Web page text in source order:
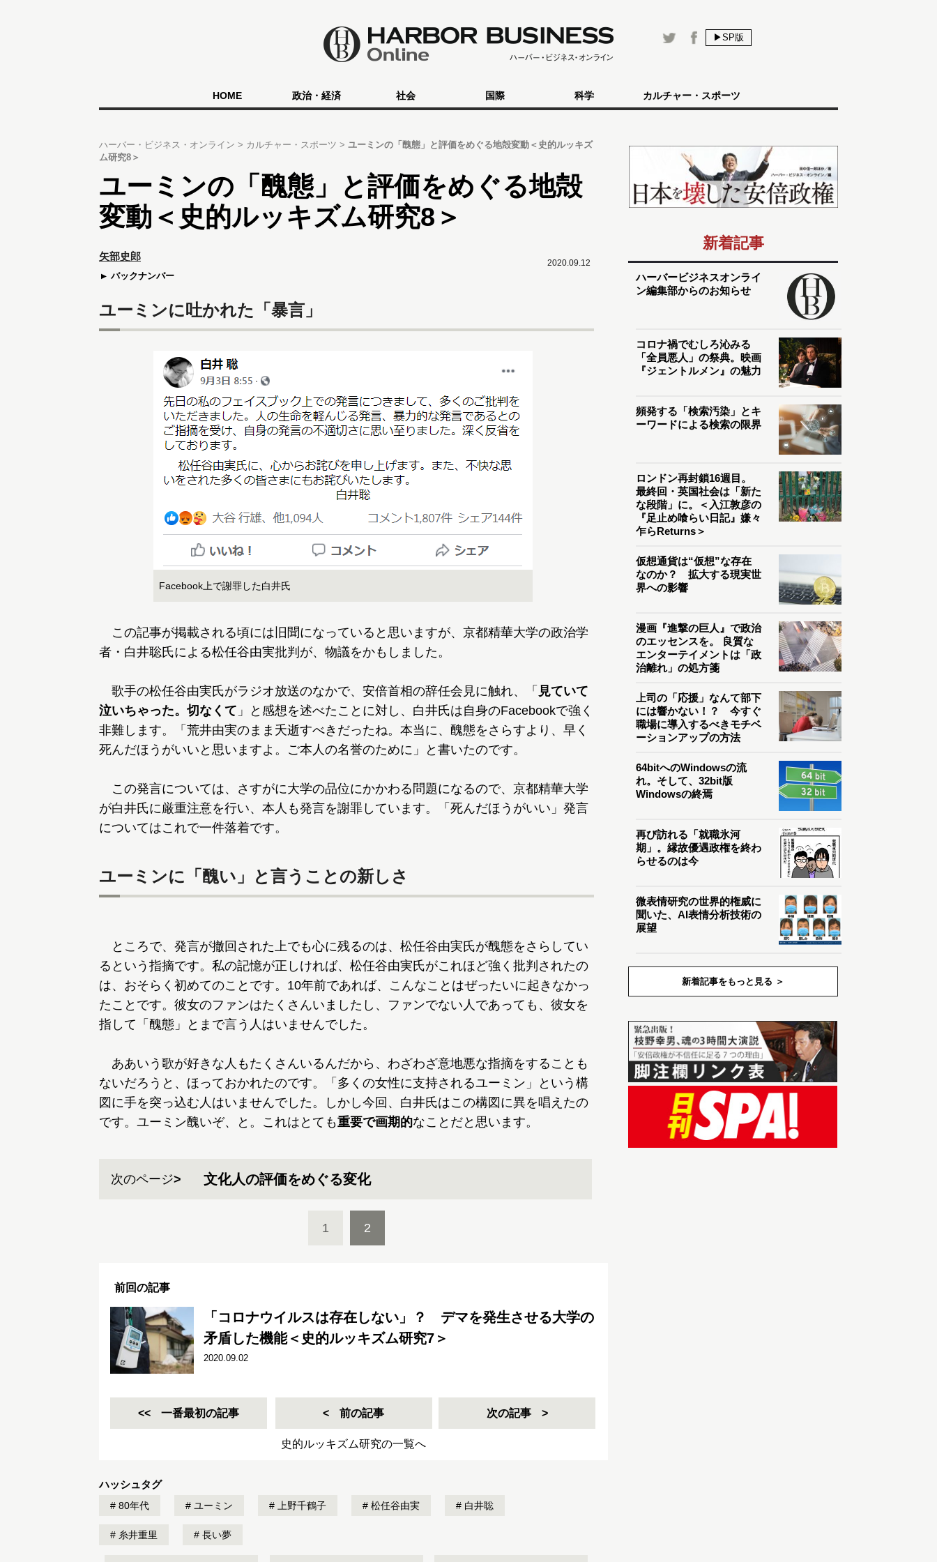
▶SP版
HOME 政治・経済 社会 国際 科学 カルチャー・スポーツ
ハーバー・ビジネス・オンライン カルチャー・スポーツ
ユーミンの「醜態」と評価をめぐる地殻変動＜史的ルッキズ
ム研究8＞
ユーミンの「醜態」と評価をめぐる地殻
変動＜史的ルッキズム研究8＞
2020.09.12
矢部史郎
バックナンバー
ユーミンに吐かれた「暴言」
Facebook上で謝罪した白井氏
この記事が掲載される頃には旧聞になっていると思いますが、京都精華大学の政治学
者・白井聡氏による松任谷由実批判が、物議をかもしました。
歌手の松任谷由実氏がラジオ放送のなかで、安倍首相の辞任会見に触れ、「 見ていて
泣いちゃった。切なくて 」と感想を述べたことに対し、白井氏は自身のFacebookで強く
非難します。「荒井由実のまま夭逝すべきだったね。本当に、醜態をさらすより、早く
死んだほうがいいと思いますよ。ご本人の名誉のために」と書いたのです。
この発言については、さすがに大学の品位にかかわる問題になるので、京都精華大学
が白井氏に厳重注意を行い、本人も発言を謝罪しています。「死んだほうがいい」発言
についてはこれで一件落着です。
ユーミンに「醜い」と言うことの新しさ
ところで、発言が撤回された上でも心に残るのは、松任谷由実氏が醜態をさらしてい
るという指摘です。私の記憶が正しければ、松任谷由実氏がこれほど強く批判されたの
は、おそらく初めてのことです。10年前であれば、こんなことはぜったいに起きなかっ
たことです。彼女のファンはたくさんいましたし、ファンでない人であっても、彼女を
指して「醜態」とまで言う人はいませんでした。
ああいう歌が好きな人もたくさんいるんだから、わざわざ意地悪な指摘をすることも
ないだろうと、ほっておかれたのです。「多くの女性に支持されるユーミン」という構
図に手を突っ込む人はいませんでした。しかし今回、白井氏はこの構図に異を唱えたの
です。ユーミン醜いぞ、と。これはとても重要で画期的なことだと思います。
次のページ 文化人の評価をめぐる変化
1 2
前回の記事
「コロナウイルスは存在しない」？ デマを発生させる大学の
矛盾した機能＜史的ルッキズム研究7＞
2020.09.02
一番最初の記事 前の記事 次の記事
史的ルッキズム研究の一覧へ
ハッシュタグ
80年代 ユーミン 上野千鶴子 松任谷由実 白井聡
糸井重里 長い夢
新着記事
ハーバービジネスオンライ
ン編集部からのお知らせ
コロナ禍でむしろ沁みる
「全員悪人」の祭典。映画
『ジェントルメン』の魅力
頻発する「検索汚染」とキ
ーワードによる検索の限界
ロンドン再封鎖16週目。
最終回・英国社会は「新た
な段階」に。＜入江敦彦の
『足止め喰らい日記』嫌々
乍らReturns＞
仮想通貨は“仮想”な存在
なのか？ 拡大する現実世
界への影響
漫画『進撃の巨人』で政治
のエッセンスを。 良質な
エンターテイメントは「政
治離れ」の処方箋
上司の「応援」なんて部下
には響かない！？ 今すぐ
職場に導入するべきモチベ
ーションアップの方法
64bitへのWindowsの流
れ。そして、32bit版
Windowsの終焉
再び訪れる「就職氷河
期」。縁故優遇政権を終わ
らせるのは今
微表情研究の世界的権威に
聞いた、AI表情分析技術の
展望
新着記事をもっと見る